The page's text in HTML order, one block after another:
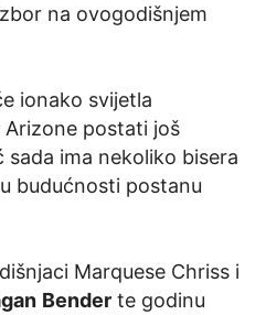
na ovogodišnjem
ionako svijetla
postati još
sada ima nekoliko bisera
budućnosti postanu
Marquese Chriss i
Bender te godinu